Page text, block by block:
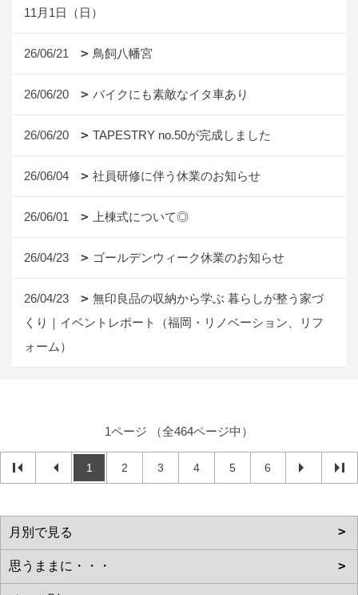
11月1日（日）
26/06/21 鳥飼八幡宮
26/06/20 バイクにも素敵なイタ車あり
26/06/20 TAPESTRY no.50が完成しました
26/06/04 社員研修に伴う休業のお知らせ
26/06/01 上棟式について◎
26/04/23 ゴールデンウィーク休業のお知らせ
26/04/23
無印良品の収納から学ぶ 暮らしが整う家づ
くり｜イベントレポート（福岡・リノベーション、リフ
ォーム）
1ページ （全464ページ中）
1 2 3 4 5 6